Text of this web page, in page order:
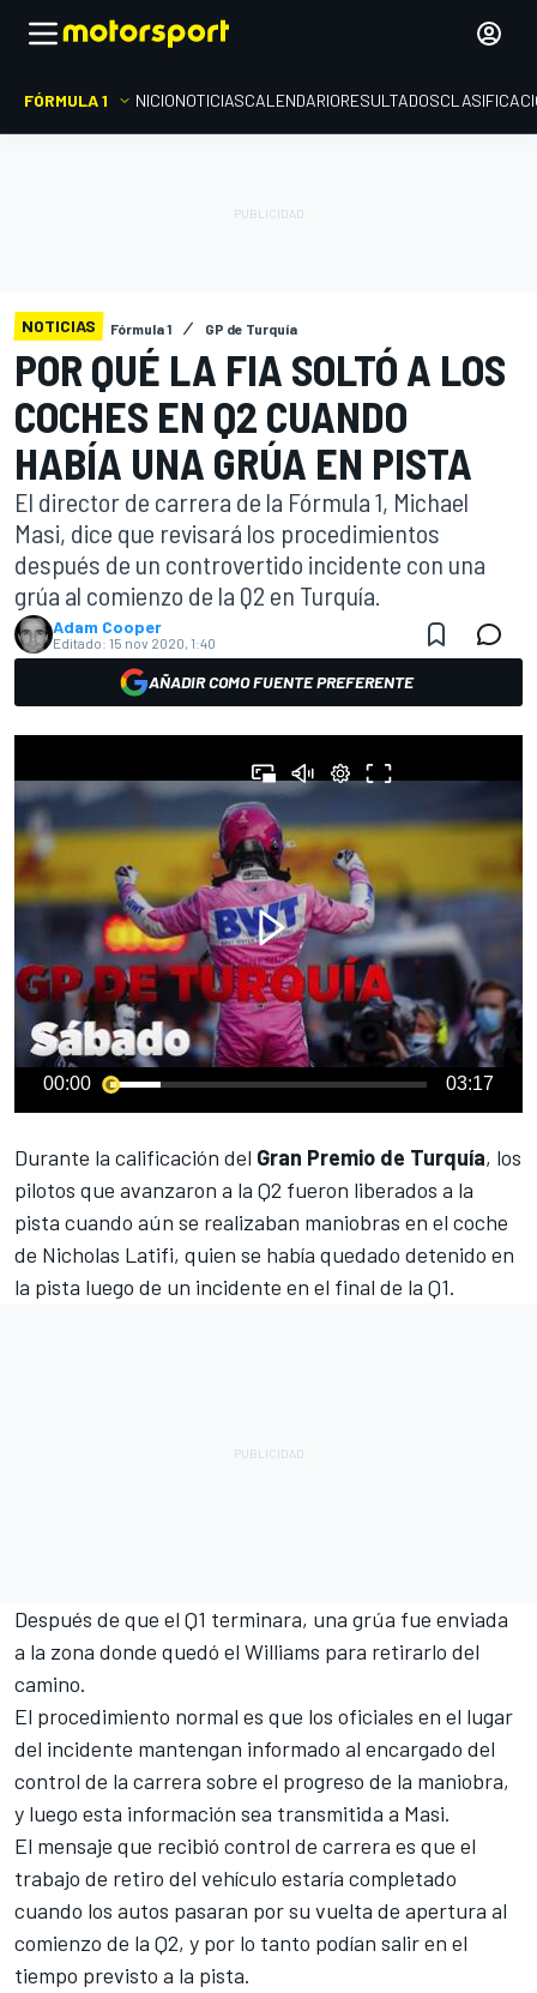
FÓRMULA 1 INICIONOTICIASCALENDARIORESULTADOS
NOTICIAS Fórmula 1 GP de Turquía
POR QUÉ LA FIA SOLTÓ A LOS
COCHES EN Q2 CUANDO
HABÍA UNA GRÚA EN PISTA
El director de carrera de la Fórmula 1, Michael
Masi, dice que revisará los procedimientos
después de un controvertido incidente con una
grúa al comienzo de la Q2 en Turquía.
Adam Cooper
Editado: 15 nov 2020, 1:40
AÑADIR COMO FUENTE PREFERENTE
00:00 03:17
Durante la calificación del Gran Premio de Turquía, los
pilotos que avanzaron a la Q2 fueron liberados a la
pista cuando aún se realizaban maniobras en el coche
de Nicholas Latifi, quien se había quedado detenido en
la pista luego de un incidente en el final de la Q1.
Después de que el Q1 terminara, una grúa fue enviada
a la zona donde quedó el Williams para retirarlo del
camino.
El procedimiento normal es que los oficiales en el lugar
del incidente mantengan informado al encargado del
control de la carrera sobre el progreso de la maniobra,
y luego esta información sea transmitida a Masi.
El mensaje que recibió control de carrera es que el
trabajo de retiro del vehículo estaría completado
cuando los autos pasaran por su vuelta de apertura al
comienzo de la Q2, y por lo tanto podían salir en el
tiempo previsto a la pista.